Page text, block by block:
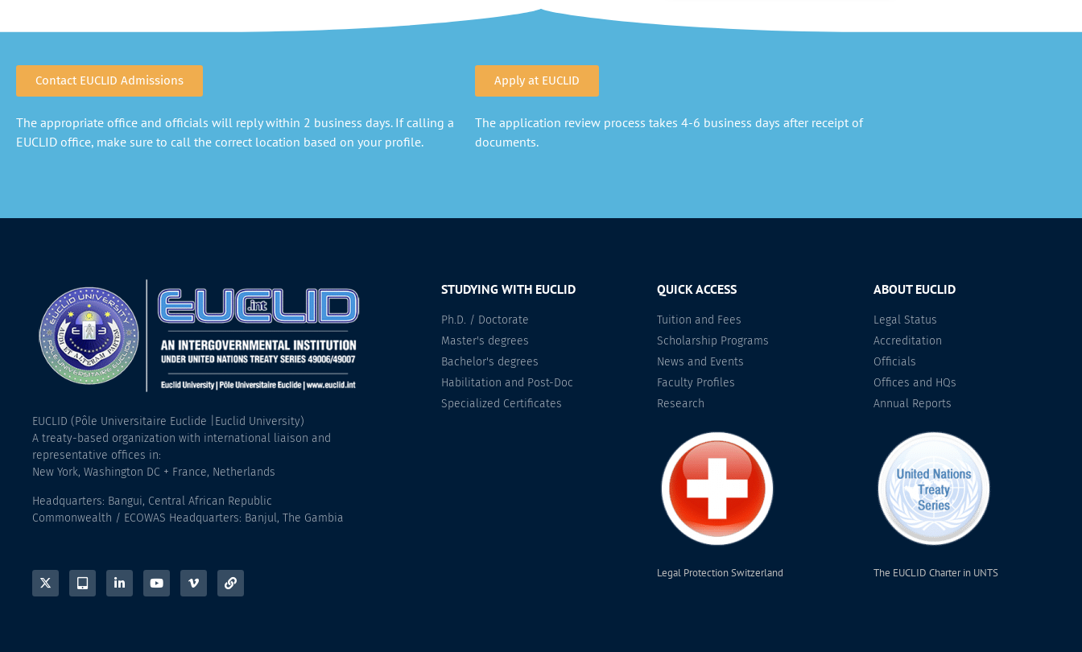
Contact EUCLID Admissions
The appropriate office and officials will reply within 2 business days. If calling a
EUCLID office, make sure to call the correct location based on your profile.
Apply at EUCLID
The application review process takes 4-6 business days after receipt of
documents.
EUCLID (Pôle Universitaire Euclide |Euclid University)
A treaty-based organization with international liaison and
representative offices in:
New York, Washington DC + France, Netherlands
Headquarters: Bangui, Central African Republic
Commonwealth / ECOWAS Headquarters: Banjul, The Gambia
STUDYING WITH EUCLID
Ph.D. / Doctorate
Master's degrees
Bachelor's degrees
Habilitation and Post-Doc
Specialized Certificates
QUICK ACCESS
Tuition and Fees
Scholarship Programs
News and Events
Faculty Profiles
Research
Legal Protection Switzerland
ABOUT EUCLID
Legal Status
Accreditation
Officials
Offices and HQs
Annual Reports
The EUCLID Charter in UNTS